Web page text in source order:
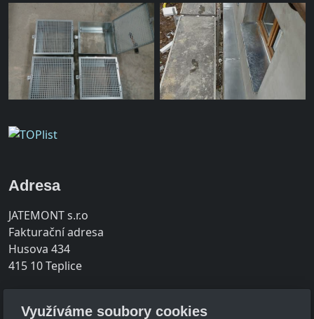
Adresa
JATEMONT s.r.o
Fakturační adresa
Husova 434
415 10 Teplice
Využíváme soubory cookies